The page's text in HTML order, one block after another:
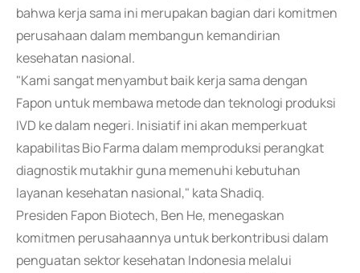
bahwa kerja sama ini merupakan bagian dari komitmen
perusahaan dalam membangun kemandirian
kesehatan nasional.
"Kami sangat menyambut baik kerja sama dengan
Fapon untuk membawa metode dan teknologi produksi
IVD ke dalam negeri. Inisiatif ini akan memperkuat
kapabilitas Bio Farma dalam memproduksi perangkat
diagnostik mutakhir guna memenuhi kebutuhan
layanan kesehatan nasional," kata Shadiq.
Presiden Fapon Biotech, Ben He, menegaskan
komitmen perusahaannya untuk berkontribusi dalam
penguatan sektor kesehatan Indonesia melalui